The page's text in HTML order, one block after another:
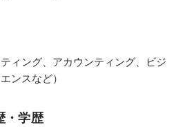
ィング、アカウンティング、ビジ
ンスなど）
・学歴